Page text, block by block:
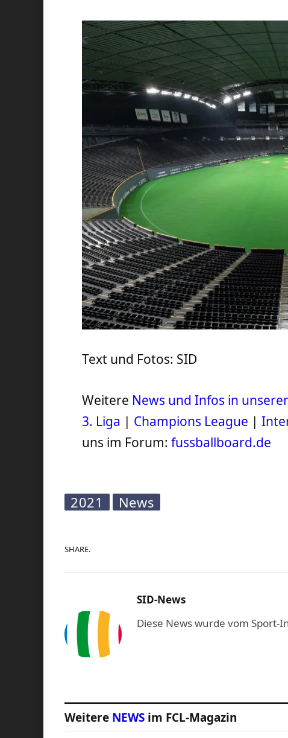
Text und Fotos: SID
Weitere News und Infos in
3. Liga | Champions League |
uns im Forum:fussballboard.de
2021 News
SHARE.
SID-News
Diese News wurde vom Sport-
Weitere NEWS im FCL-Magazin